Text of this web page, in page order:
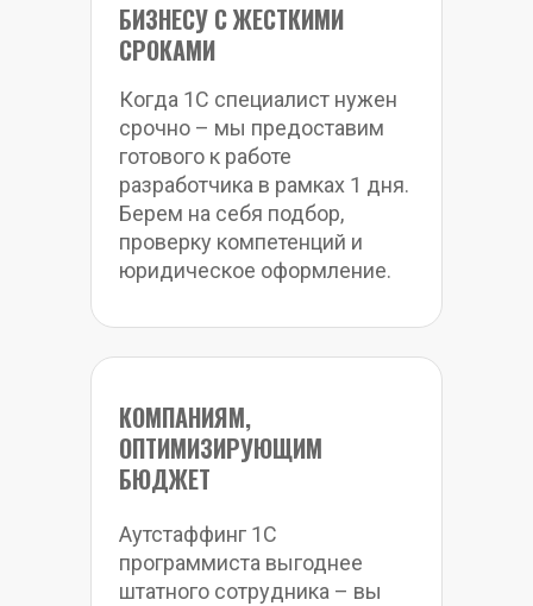
БИЗНЕСУ С ЖЕСТКИМИ
СРОКАМИ
Когда 1С специалист нужен
срочно – мы предоставим
готового к работе
разработчика в рамках 1 дня.
Берем на себя подбор,
проверку компетенций и
юридическое оформление.
КОМПАНИЯМ,
ОПТИМИЗИРУЮЩИМ
БЮДЖЕТ
Аутстаффинг 1С
программиста выгоднее
штатного сотрудника – вы